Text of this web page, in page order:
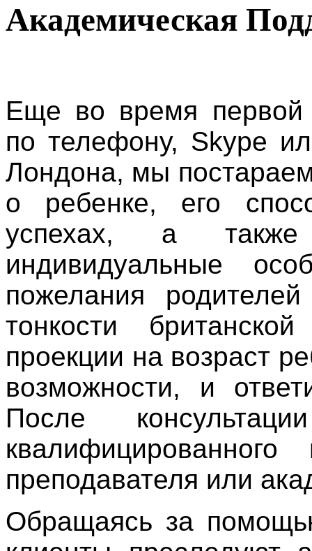
Академическая
Еще во время первой
по телефону, Skype
Лондона, мы
о ребенке, его
успехах, а
индивидуальные
пожелания
тонкости
проекции на возраст
возможности, и
После
преподавателя или
Обращаясь за